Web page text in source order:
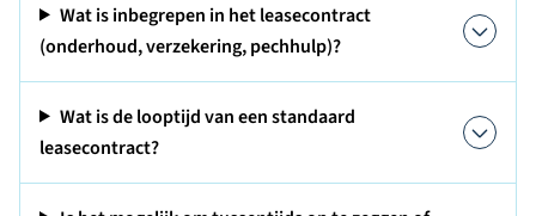
Wat is inbegrepen in het leasecontract
(onderhoud, verzekering, pechhulp)?
Wat is de looptijd van een standaard
leasecontract?